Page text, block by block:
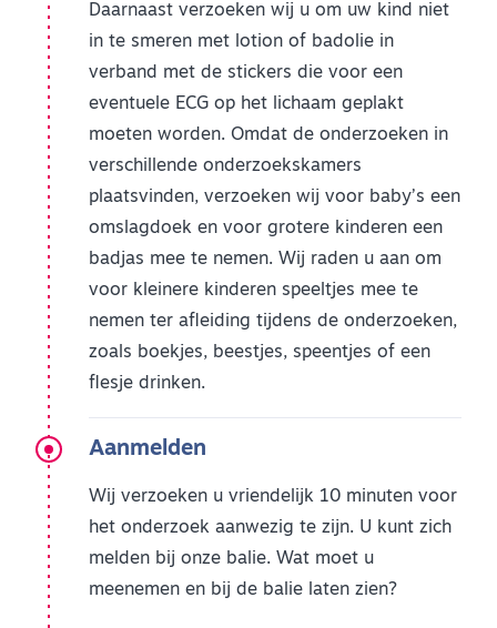
Daarnaast verzoeken wij u om uw kind niet
in te smeren met lotion of badolie in
verband met de stickers die voor een
eventuele ECG op het lichaam geplakt
moeten worden. Omdat de onderzoeken in
verschillende onderzoekskamers
plaatsvinden, verzoeken wij voor baby’s een
omslagdoek en voor grotere kinderen een
badjas mee te nemen. Wij raden u aan om
voor kleinere kinderen speeltjes mee te
nemen ter afleiding tijdens de onderzoeken,
zoals boekjes, beestjes, speentjes of een
flesje drinken.
Aanmelden
Wij verzoeken u vriendelijk 10 minuten voor
het onderzoek aanwezig te zijn. U kunt zich
melden bij onze balie. Wat moet u
meenemen en bij de balie laten zien?